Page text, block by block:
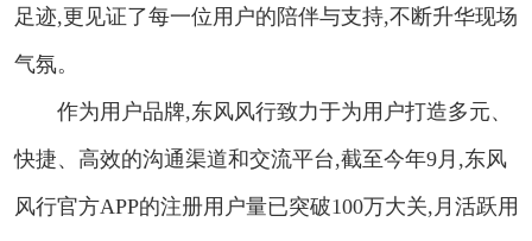
足迹,更见证了每一位用户的陪伴与支持,不断升华现场
气氛。
作为用户品牌,东风风行致力于为用户打造多元、
快捷、高效的沟通渠道和交流平台,截至今年9月,东风
风行官方APP的注册用户量已突破100万大关,月活跃用